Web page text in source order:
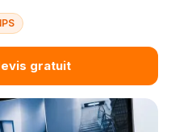
gratuit